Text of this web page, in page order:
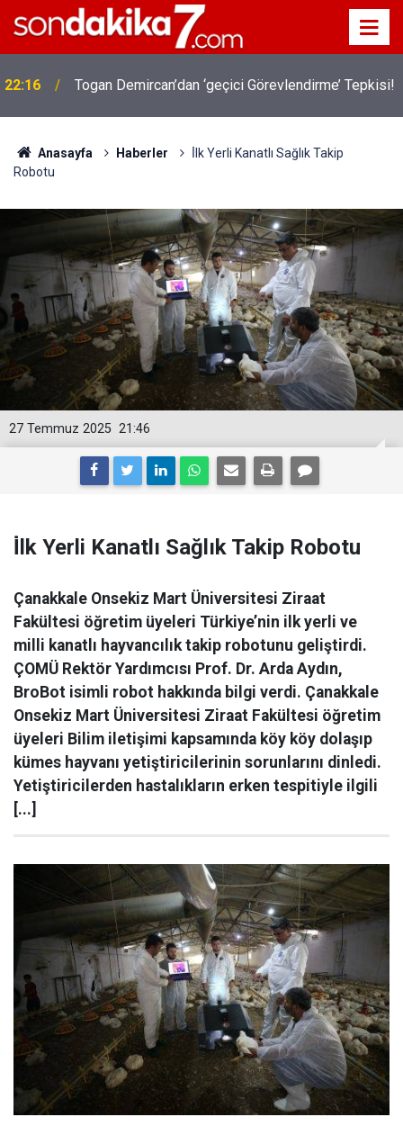
22:16 Togan Demircan’dan ‘geçici Görevlendirme’ Tepkisi!
19:32 Sıcak Havalarda Ödem Şikayetini Hafife Almayın!
Anasayfa Haberler
İ̇lk Yerli Kanatlı Sağlık Takip
Robotu
21:46
27 Temmuz 2025
İ̇lk Yerli Kanatlı Sağlık Takip Robotu
Çanakkale Onsekiz Mart Üniversitesi Ziraat
Fakültesi öğretim üyeleri Türkiye’nin ilk yerli ve
milli kanatlı hayvancılık takip robotunu geliştirdi.
ÇOMÜ Rektör Yardımcısı Prof. Dr. Arda Aydın,
BroBot isimli robot hakkında bilgi verdi. Çanakkale
Onsekiz Mart Üniversitesi Ziraat Fakültesi öğretim
üyeleri Bilim iletişimi kapsamında köy köy dolaşıp
kümes hayvanı yetiştiricilerinin sorunlarını dinledi.
Yetiştiricilerden hastalıkların erken tespitiyle ilgili
[...]